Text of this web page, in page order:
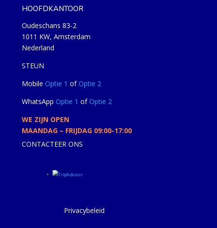
HOOFDKANTOOR
Oudeschans 83-2
1011 KW, Amsterdam
Nederland
STEUN
Mobile Optie 1 of Optie 2
WhatsApp Optie 1 of Optie 2
WE ZIJN OPEN
MAANDAG – FRIJDAG 09:00-17:00
CONTACTEER ONS
Privacybeleid